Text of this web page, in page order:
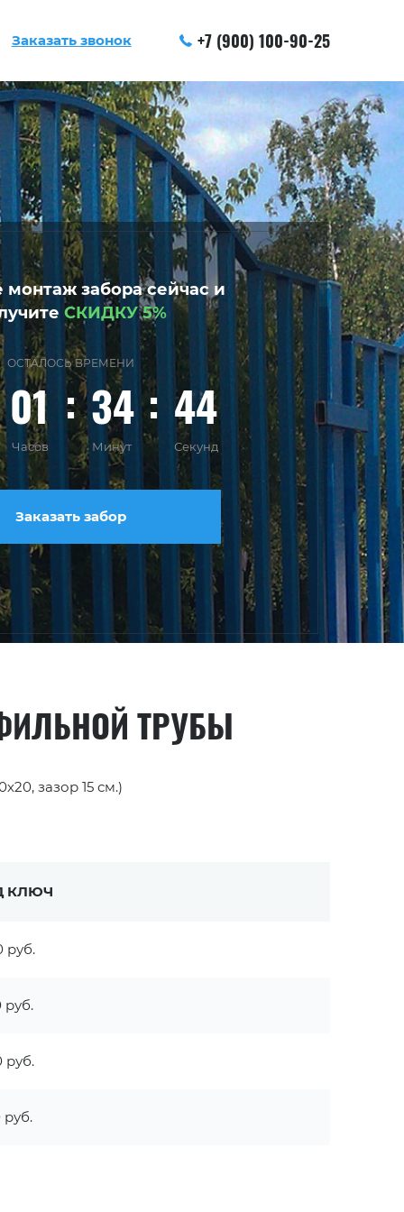
Заказать звонок +7 (900) 100-90-25
монтаж забора сейчас и
СКИДКУ 5%
ОСТАЛОСЬ ВРЕМЕНИ
01 34 43
Часов Минут Секунд
Заказать забор
ТРУБЫ
зазор 15 см.)
КЛЮЧ
руб.
руб.
руб.
руб.